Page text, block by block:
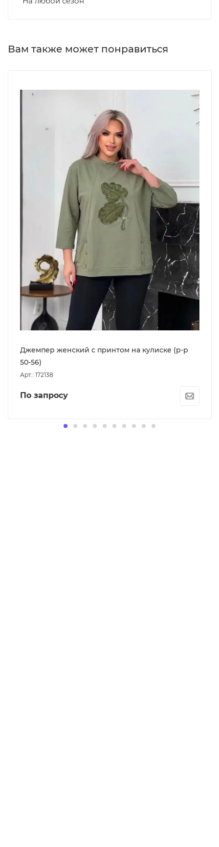
Вам также может понравиться
Джемпер женский с принтом на кулиске (р-р
50-56)
Арт.: 172138
По запросу